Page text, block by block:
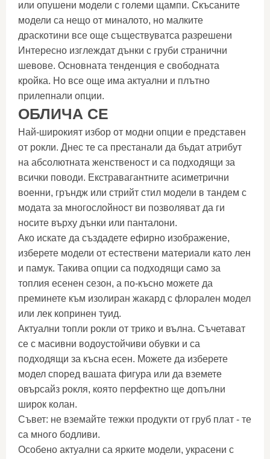
или опушени модели с големи щампи. Скъсаните
модели са нещо от миналото, но малките
драскотини все още съществуватса разрешени
Интересно изглеждат дънки с груби странични
шевове. Основната тенденция е свободната
кройка. Но все още има актуални и плътно
прилепнали опции.
ОБЛИЧА СЕ
Най-широкият избор от модни опции е представен
от рокли. Днес те са престанали да бъдат атрибут
на абсолютната женственост и са подходящи за
всички поводи. Екстравагантните асиметрични
военни, гръндж или стрийт стил модели в тандем с
модата за многослойност ви позволяват да ги
носите върху дънки или панталони.
Ако искате да създадете ефирно изображение,
изберете модели от естествени материали като лен
и памук. Такива опции са подходящи само за
топлия есенен сезон, а по-късно можете да
преминете към изолиран жакард с флорален модел
или лек копринен туид.
Актуални топли рокли от трико и вълна. Съчетават
се с масивни водоустойчиви обувки и са
подходящи за късна есен. Можете да изберете
модел според вашата фигура или да вземете
овърсайз рокля, която перфектно ще допълни
широк колан.
Съвет: не вземайте тежки продукти от груб плат - те
са много бодливи.
Особено актуални са ярките модели, украсени с